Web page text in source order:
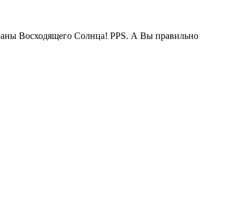
Восходящего Солнца! PPS. А Вы правильно